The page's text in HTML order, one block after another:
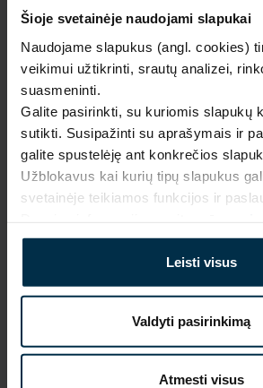
Šioje svetainėje naudojami slapukai
Naudojame slapukus (angl. cookies)
veikimui užtikrinti, srautų analizei,
suasmeninti.
Galite pasirinkti, su kuriomis slapukų
sutikti. Susipažinti su aprašymais ir
galite spustelėję ant konkrečios
Užblokavus kai kurių tipų slapukus
svetainėje teikiamos funkcijos ir
Leisti visus
Valdyti pasirinkimą
Atmesti visus
2.naudojant
saulės
energiją
3.
Inovatyvūs
gamybos
sprendimai
Firminė ir
internetinė
parduotuvė
Produkcija
gamintojo
Nedidelės
kampanijos
kaina
aukščiausios
tekstilės
tarpininkų